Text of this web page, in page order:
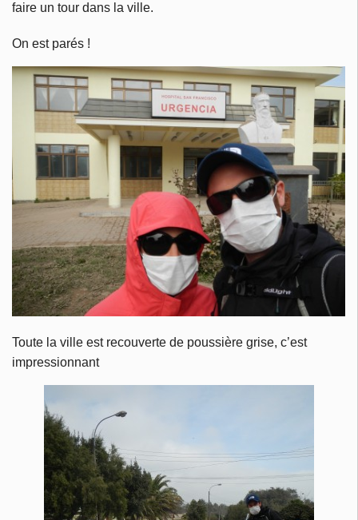
faire un tour dans la ville.
On est parés !
Toute la ville est recouverte de poussière grise, c’est
impressionnant